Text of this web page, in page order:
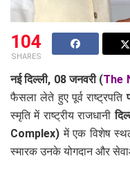
104
SHARES
नई दिल्ली, 08 जनवरी (The
फैसला लेते हुए पूर्व राष्ट्रपति
स्मृति में राष्ट्रीय राजधानी
Complex) में एक विशेष
स्मारक उनके योगदान और